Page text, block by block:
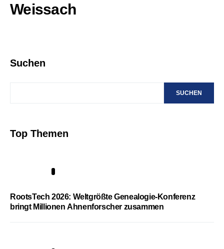
Weissach
Suchen
SUCHEN
Top Themen
RootsTech 2026: Weltgrößte Genealogie-Konferenz
bringt Millionen Ahnenforscher zusammen